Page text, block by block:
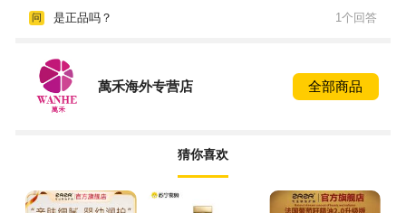
问 是正品吗？ 1个回答
萬禾海外专营店 全部商品
猜你喜欢